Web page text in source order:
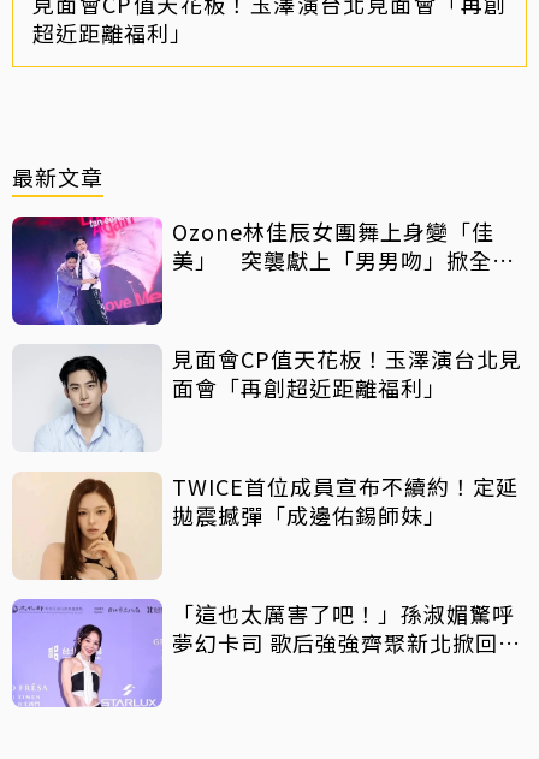
超近距離福利」
最新文章
Ozone林佳辰女團舞上身變「佳
美」 突襲獻上「男男吻」掀全場
見面會CP值天花板！玉澤演台北見
面會「再創超近距離福利」
TWICE首位成員宣布不續約！定延
拋震撼彈「成邊佑錫師妹」
「這也太厲害了吧！」孫淑媚驚呼
夢幻卡司 歌后強強齊聚新北掀回憶